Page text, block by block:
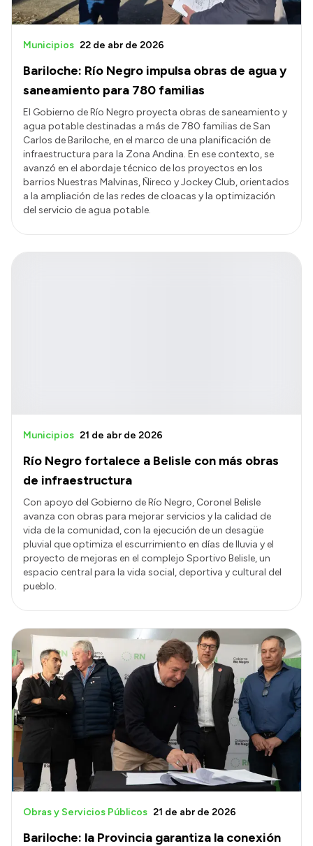
Bariloche: Río Negro impulsa obras de agua y
saneamiento para 780 familias
Municipios 22 de abr de 2026
El Gobierno de Río Negro proyecta obras de saneamiento y
agua potable destinadas a más de 780 familias de San
Carlos de Bariloche, en el marco de una planificación de
infraestructura para la Zona Andina. En ese contexto, se
avanzó en el abordaje técnico de los proyectos en los
barrios Nuestras Malvinas, Ñireco y Jockey Club, orientados
a la ampliación de las redes de cloacas y la optimización
del servicio de agua potable.
Río Negro fortalece a Belisle con más obras
de infraestructura
Municipios 21 de abr de 2026
Con apoyo del Gobierno de Río Negro, Coronel Belisle
avanza con obras para mejorar servicios y la calidad de
vida de la comunidad, con la ejecución de un desagüe
pluvial que optimiza el escurrimiento en días de lluvia y el
proyecto de mejoras en el complejo Sportivo Belisle, un
espacio central para la vida social, deportiva y cultural del
pueblo.
Bariloche: la Provincia garantiza la conexión
Obras y Servicios Públicos 21 de abr de 2026